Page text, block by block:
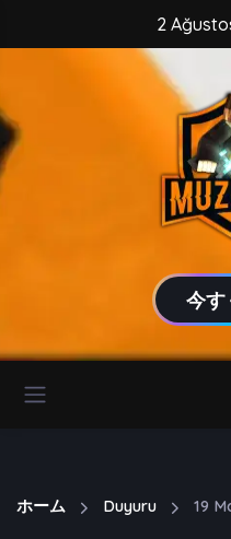
2 Ağustos
今す
ホーム Duyuru 19